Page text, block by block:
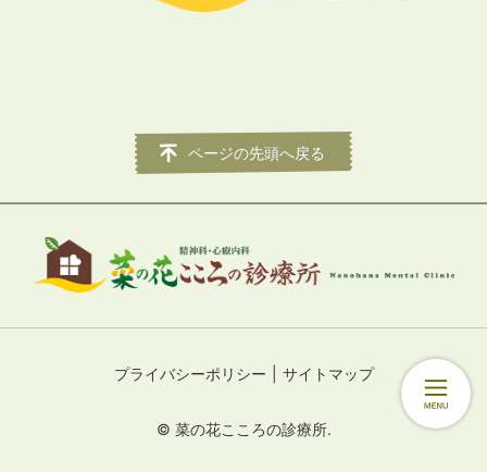
ページの先頭へ戻る
プライバシーポリシー サイトマップ
© 菜の花こころの診療所.